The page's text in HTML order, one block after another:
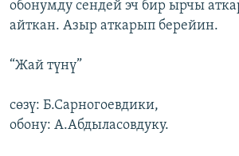
обонумду сендей эч бир ырчы
айткан. Азыр аткарып берейин.
“Жай түнү”
сөзү: Б.Сарногоевдики,
обону: А.Абдыласовдуку.